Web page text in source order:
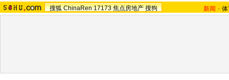
搜狐 ChinaRen 17173 焦点房地产 搜狗 新闻 -